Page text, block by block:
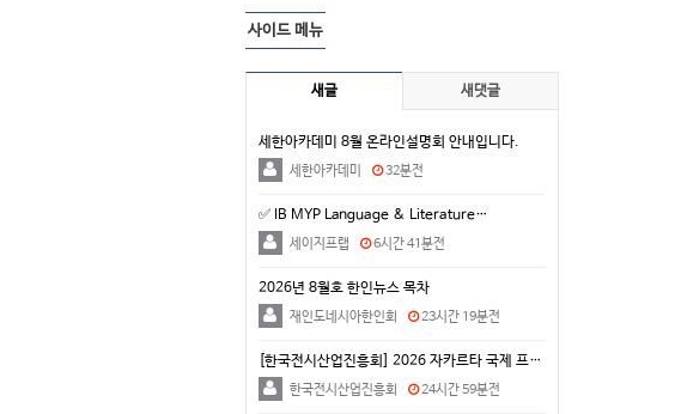
사이드 메뉴
새글 새댓글
세한아카데미 8월 온라인설명회 안내입니다.
세한아카데미 32분전
✅ IB MYP Language & Literature…
세이지프랩 6시간 41분전
2026년 8월호 한인뉴스 목차
재인도네시아한인회 23시간 19분전
[한국전시산업진흥회] 2026 자카르타 국제 프리미엄 …
한국전시산업진흥회 24시간 59분전